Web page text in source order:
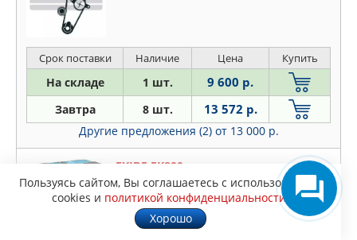
Срок поставки Наличие Цена Купить
На складе 1 шт. 9 600 р.
Завтра 8 шт. 13 572 р.
Другие предложения (2) от 13 000 р.
EXIDE EK800
АККУМУЛЯТОР 80 А/ч 800A
(315x175x190) Гелевый AGM
Пользуясь сайтом, Вы соглашаетесь с использованием
cookies и политикой конфиденциальности
Хорошо